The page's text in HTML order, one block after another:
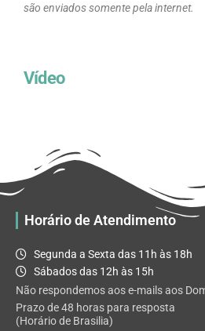
são enviados somente pela internet.
Vídeo
Horário de Atendimento
Segunda a Sexta das 11h às 18h
Sábados das 12h às 15h
Não respondemos aos e-mails aos
Prazo de 48 horas para resposta
(Horário de Brasilia)